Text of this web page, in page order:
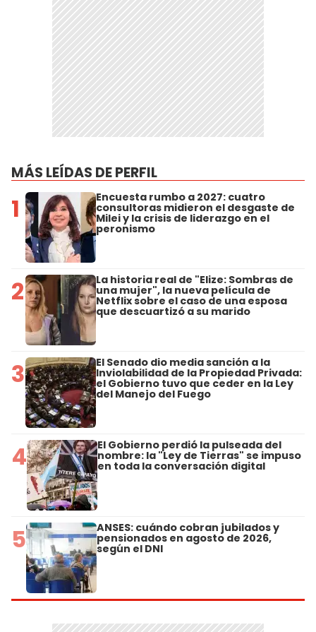
MÁS LEÍDAS DE PERFIL
1 Encuesta rumbo a 2027: cuatro
consultoras midieron el desgaste de
Milei y la crisis de liderazgo en el
peronismo
2 La historia real de "Elize: Sombras de
una mujer", la nueva película de
Netflix sobre el caso de una esposa
que descuartizó a su marido
3 El Senado dio media sanción a la
Inviolabilidad de la Propiedad Privada:
el Gobierno tuvo que ceder en la Ley
del Manejo del Fuego
4 El Gobierno perdió la pulseada del
nombre: la "Ley de Tierras" se impuso
en toda la conversación digital
5 ANSES: cuándo cobran jubilados y
pensionados en agosto de 2026,
según el DNI